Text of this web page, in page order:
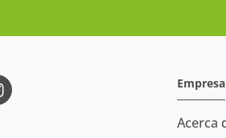
Empresa
Acerca